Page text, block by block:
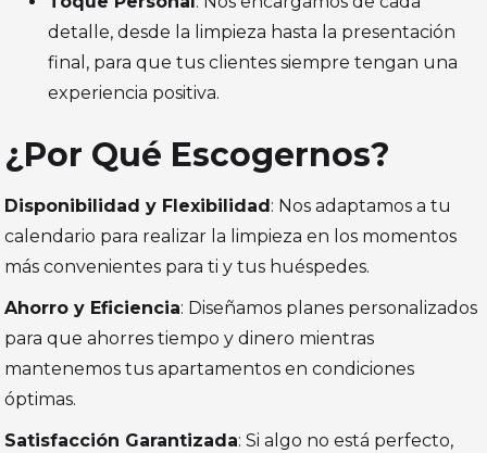
detalle, desde la limpieza hasta la presentación
final, para que tus clientes siempre tengan una
experiencia positiva.
¿Por Qué Escogernos?
Disponibilidad y Flexibilidad : Nos adaptamos a tu
calendario para realizar la limpieza en los momentos
más convenientes para ti y tus huéspedes.
Ahorro y Eficiencia: Diseñamos planes personalizados
para que ahorres tiempo y dinero mientras
mantenemos tus apartamentos en condiciones
óptimas.
Satisfacción Garantizada: Si algo no está perfecto,